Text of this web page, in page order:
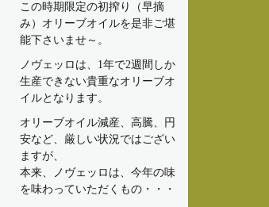
この時期限定の初搾り（早摘
み）オリーブオイルを是非ご堪
能下さいませ～。
ノヴェッロは、1年で2週間しか
生産できない貴重なオリーブオ
イルとなります。
オリーブオイル減産、高騰、円
安など、厳しい状況ではござい
ますが、
本来、ノヴェッロは、今年の味
を味わっていただくもの・・・